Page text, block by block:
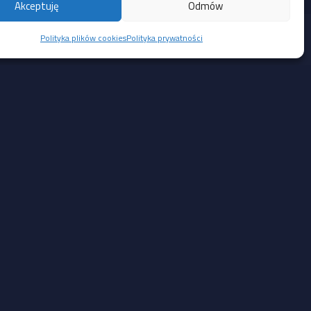
Akceptuję Odmów
Polityka plików cookiesPolityka prywatności